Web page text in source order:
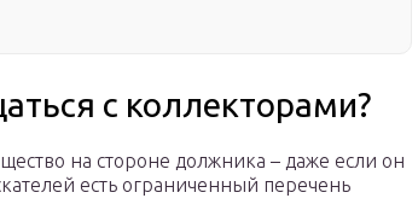
с коллекторами?
на стороне должника – даже если он
есть ограниченный перечень